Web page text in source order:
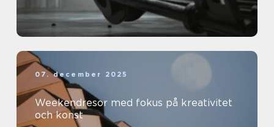
07. december 2025
Weekendresor med fokus på kreativitet
och konst